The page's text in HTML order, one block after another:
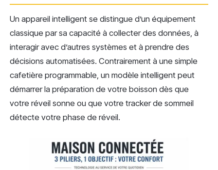
Un appareil intelligent se distingue d’un équipement
classique par sa capacité à collecter des données, à
interagir avec d’autres systèmes et à prendre des
décisions automatisées. Contrairement à une simple
cafetière programmable, un modèle intelligent peut
démarrer la préparation de votre boisson dès que
votre réveil sonne ou que votre tracker de sommeil
détecte votre phase de réveil.